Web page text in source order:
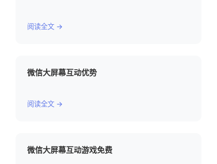
阅读全文 →
微信大屏幕互动优势
阅读全文 →
微信大屏幕互动游戏免费